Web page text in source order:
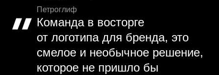
Петроглиф
Команда в восторге
от логотипа для бренда, это
смелое и необычное решение,
которое не пришло бы